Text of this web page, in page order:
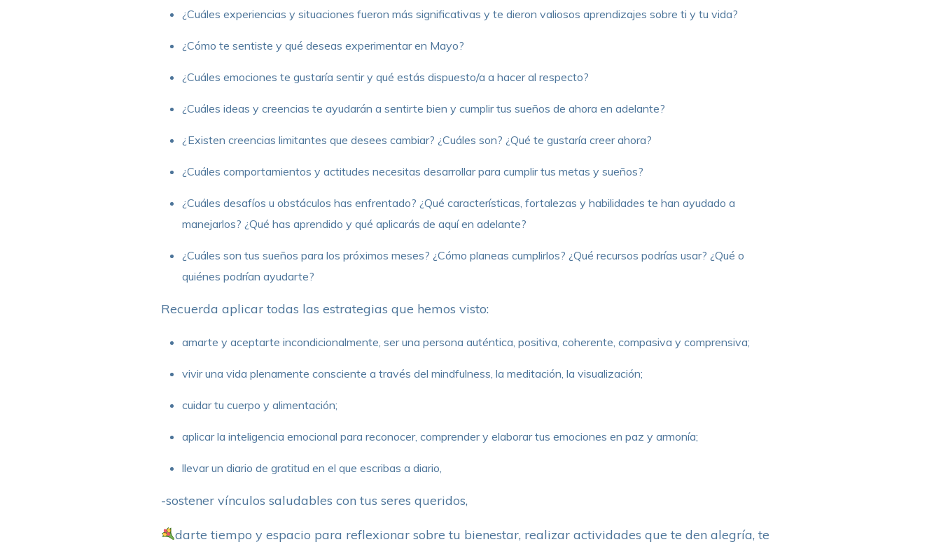
¿Cuáles experiencias y situaciones fueron más significativas y te dieron valiosos aprendizajes sobre ti y tu vida?
¿Cómo te sentiste y qué deseas experimentar en Mayo?
¿Cuáles emociones te gustaría sentir y qué estás dispuesto/a a hacer al respecto?
¿Cuáles ideas y creencias te ayudarán a sentirte bien y cumplir tus sueños de ahora en adelante?
¿Existen creencias limitantes que desees cambiar? ¿Cuáles son? ¿Qué te gustaría creer ahora?
¿Cuáles comportamientos y actitudes necesitas desarrollar para cumplir tus metas y sueños?
¿Cuáles desafíos u obstáculos has enfrentado? ¿Qué características, fortalezas y habilidades te han ayudado a
manejarlos? ¿Qué has aprendido y qué aplicarás de aquí en adelante?
¿Cuáles son tus sueños para los próximos meses? ¿Cómo planeas cumplirlos? ¿Qué recursos podrías usar? ¿Qué o
quiénes podrían ayudarte?
Recuerda aplicar todas las estrategias que hemos visto:
amarte y aceptarte incondicionalmente, ser una persona auténtica, positiva, coherente, compasiva y comprensiva;
vivir una vida plenamente consciente a través del mindfulness, la meditación, la visualización;
cuidar tu cuerpo y alimentación;
aplicar la inteligencia emocional para reconocer, comprender y elaborar tus emociones en paz y armonía;
llevar un diario de gratitud en el que escribas a diario,
-sostener vínculos saludables con tus seres queridos,
darte tiempo y espacio para reflexionar sobre tu bienestar, realizar actividades que te den alegría, te